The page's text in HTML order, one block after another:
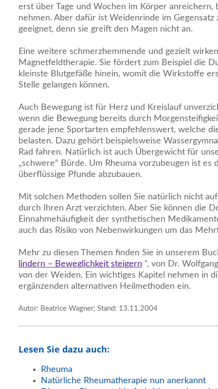
erst über Tage und Wochen im Körper anreichern,
nehmen. Aber dafür ist Weidenrinde im Gegensatz
geeignet, denn sie greift den Magen nicht an.
Eine weitere schmerzhemmende und gezielt
Magnetfeldtherapie. Sie fördert zum Beispiel die
kleinste Blutgefäße hinein, womit die Wirkstoffe
Stelle gelangen können.
Auch Bewegung ist für Herz und Kreislauf
wenn die Bewegung bereits durch
gerade jene Sportarten empfehlenswert, welche
belasten. Dazu gehört beispielsweise
Rad fahren. Natürlich ist auch Übergewicht für
„schwere“ Bürde. Um Rheuma vorzubeugen ist es
überflüssige Pfunde abzubauen.
Mit solchen Methoden sollen Sie natürlich nicht
durch Ihren Arzt verzichten. Aber Sie können die
Einnahmehäufigkeit der synthetischen
auch das Risiko von Nebenwirkungen um das
Mehr zu diesen Themen finden Sie in unserem
lindern – Beweglichkeit steigern “, von Dr.
von der Weiden. Ein wichtiges Kapitel nehmen in
ergänzenden alternativen Heilmethoden ein.
Autor: Beatrice Wagner; Stand: 13.11.2004
Lesen Sie dazu auch:
Rheuma
Natürliche Rheumatherapie nun anerkannt